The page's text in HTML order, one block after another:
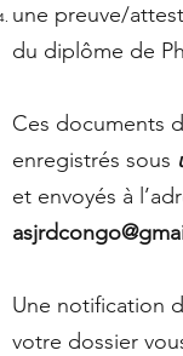
une preuve/
du diplôme de
Ces documents
enregistrés sous
et envoyés à
Une notification
votre dossier